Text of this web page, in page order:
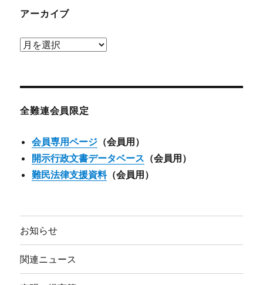
アーカイブ
ア
ブ
全難連会員限定
会員専用ページ （会員用）
開示行政文書データベース （会員用）
難民法律支援資料（会員用）
お知らせ
関連ニュース